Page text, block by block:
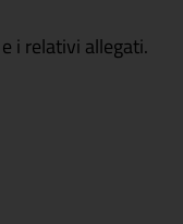
i relativi allegati.